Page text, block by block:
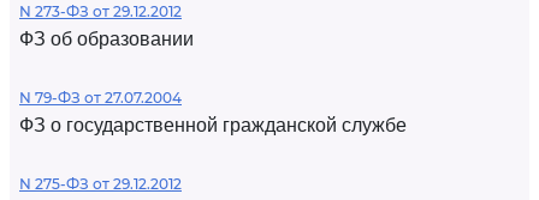
N 273-ФЗ от 29.12.2012
ФЗ об образовании
N 79-ФЗ от 27.07.2004
ФЗ о государственной гражданской службе
N 275-ФЗ от 29.12.2012